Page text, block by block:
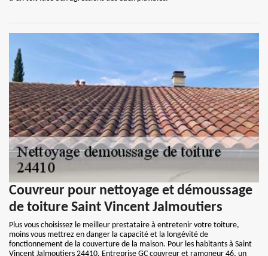
Couvreur pour nettoyage et démoussage
de toiture Saint Vincent Jalmoutiers
Plus vous choisissez le meilleur prestataire à entretenir votre toiture,
moins vous mettrez en danger la capacité et la longévité de
fonctionnement de la couverture de la maison. Pour les habitants à Saint
Vincent Jalmoutiers 24410, Entreprise GC couvreur et ramoneur 46, un